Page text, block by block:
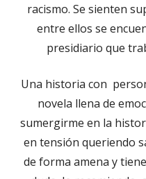
racismo. Se sienten
entre ellos se
presidiario que
Una historia con
novela llena de
sumergirme en la
en tensión queriendo
de forma amena y